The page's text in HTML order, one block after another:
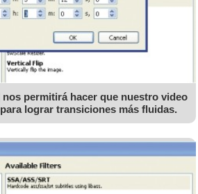
permitirá hacer que nuestro video
lograr transiciones más fluidas.